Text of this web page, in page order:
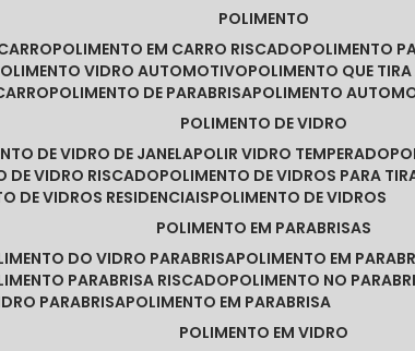
POLIMENTO
POLIMENTO EM CARRO RISCADO POLIMENTO
POLIMENTO VIDRO AUTOMOTIVO POLIMENTO QUE
POLIMENTO DE PARABRISA POLIMENTO
POLIMENTO DE VIDRO
DE VIDRO DE JANELA POLIR VIDRO TEMPERADO
DE VIDRO RISCADO POLIMENTO DE VIDROS PARA
DE VIDROS RESIDENCIAIS POLIMENTO DE VIDROS
POLIMENTO EM PARABRISAS
DO VIDRO PARABRISA POLIMENTO EM
PARABRISA RISCADO POLIMENTO NO
PARABRISA POLIMENTO EM PARABRISA
POLIMENTO EM VIDRO